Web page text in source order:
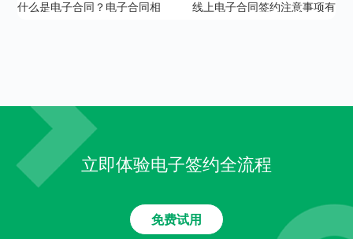
什么是电子合同？电子合同相
线上电子合同签约注意事项有
立即体验电子签约全流程
免费试用